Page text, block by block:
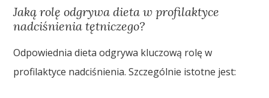
Jaką rolę odgrywa dieta w profilaktyce
nadciśnienia tętniczego?
Odpowiednia dieta odgrywa kluczową rolę w
profilaktyce nadciśnienia. Szczególnie istotne jest: